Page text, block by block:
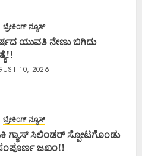
ಬ್ರೇಕಿಂಗ್ ನ್ಯೂಸ್
ಯುವತಿ ನೇಣು ಬಿಗಿದು
10, 2026
ಬ್ರೇಕಿಂಗ್ ನ್ಯೂಸ್
ಗ್ಯಾಸ್ ಸಿಲಿಂಡರ್ ಸ್ಪೋಟಗೊಂಡು
ಜಖಂ!!